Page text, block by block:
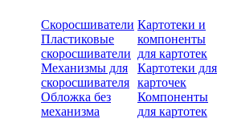
Скоросшиватели
Пластиковые
скоросшиватели
Механизмы для
скоросшивателя
Обложка без
механизма
Картотеки и
компоненты
для картотек
Картотеки для
карточек
Компоненты
для картотек